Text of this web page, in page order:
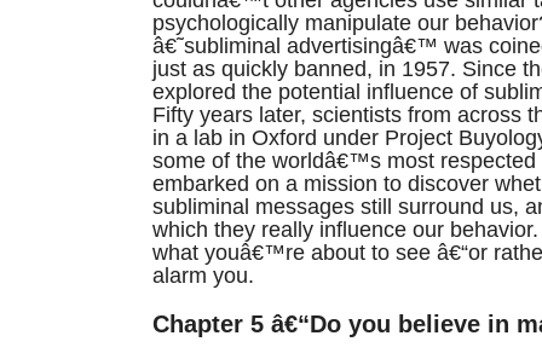
psychologically manipulate our
â€˜subliminal advertisingâ€™ was
just as quickly banned, in 1957. Since
explored the potential influence of
Fifty years later, scientists from across
in a lab in Oxford under Project
some of the worldâ€™s most respected
embarked on a mission to discover
subliminal messages still surround us,
which they really influence our
what youâ€™re about to see â€“or
alarm you.
Chapter 5 â€“Do you believe in